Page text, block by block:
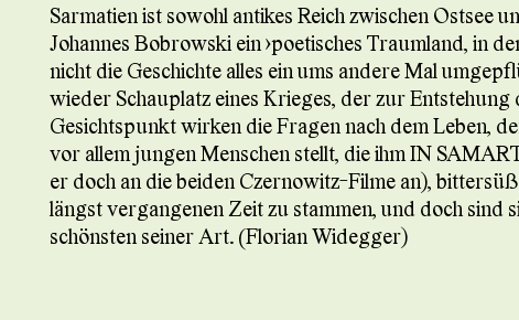
Sarmatien ist sowohl antikes Reich zwischen Ostsee
Johannes Bobrowski ein »poetisches Traumland, in
nicht die Geschichte alles ein ums andere Mal
wieder Schauplatz eines Krieges, der zur
Gesichtspunkt wirken die Fragen nach dem Leben,
vor allem jungen Menschen stellt, die ihm IN
er doch an die beiden Czernowitz-Filme an),
längst vergangenen Zeit zu stammen, und doch sind
schönsten seiner Art. (Florian Widegger)